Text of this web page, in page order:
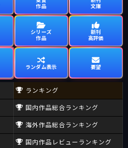
作品
文庫
シリーズ
作品
新刊
高評価
ランダム表示 要望
ランキング
国内作品総合ランキング
海外作品総合ランキング
国内作品レビューランキング